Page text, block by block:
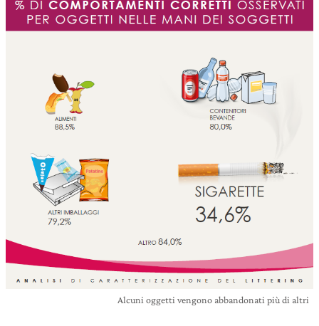
Alcuni oggetti vengono abbandonati più di altri